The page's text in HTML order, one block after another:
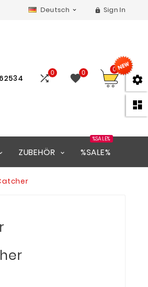


Deutsch   Sign In
0 0 0
ZUBEHÖR %SALE%
%SALE%